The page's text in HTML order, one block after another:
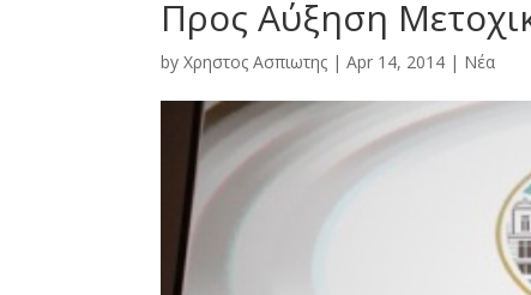
Προς Αύξηση
byΧρηστος Ασπιωτης |Apr 14, 2014 | Νέα